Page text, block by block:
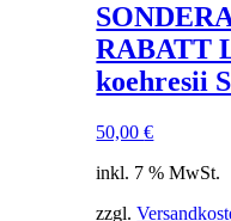
RABATT
koehresii
50,00€
inkl. 7 % MwSt.
zzgl.